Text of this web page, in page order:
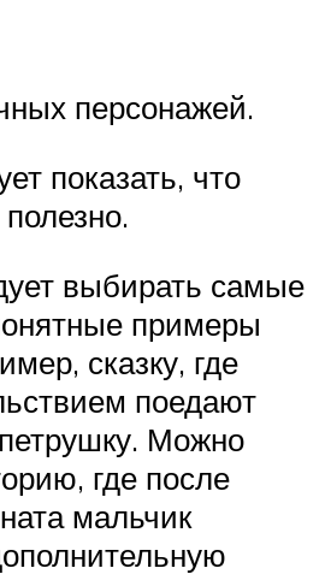
персонажей.
показать, что
выбирать самые
примеры
сказку, где
поедают
Можно
где после
мальчик